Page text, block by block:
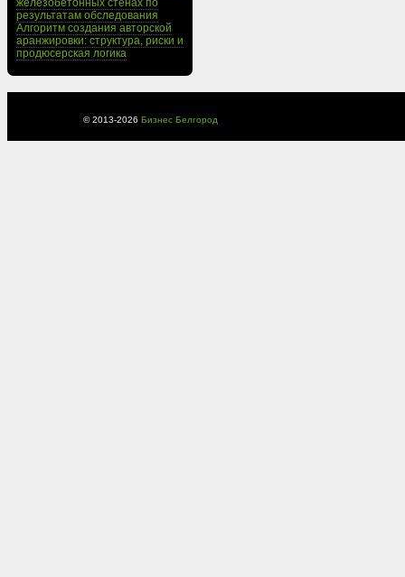
железобетонных стенах по
результатам обследования
Алгоритм создания авторской
аранжировки: структура, риски и
продюсерская логика
© 2013-2026 Бизнес Белгород